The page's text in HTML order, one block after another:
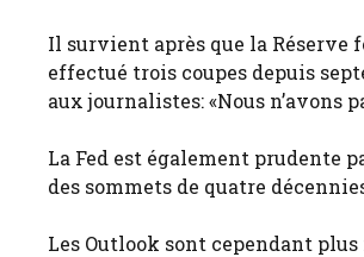
Il survient après que la Réserve
effectué trois coupes depuis
aux journalistes: «Nous n’avons
La Fed est également prudente
des sommets de quatre
Les Outlook sont cependant